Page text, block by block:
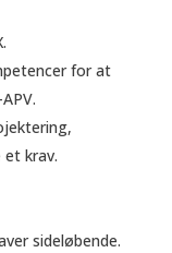
for at
et krav.
sideløbende.